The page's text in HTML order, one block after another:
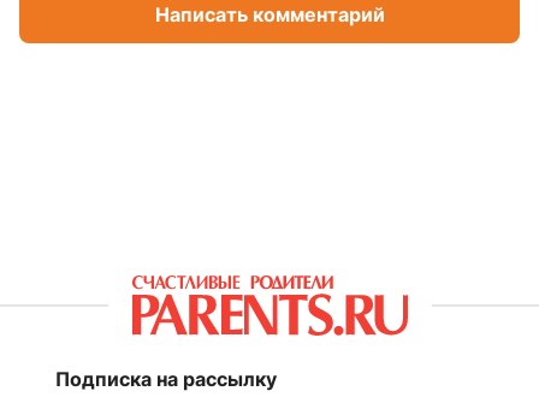
Написать комментарий
Подписка на рассылку